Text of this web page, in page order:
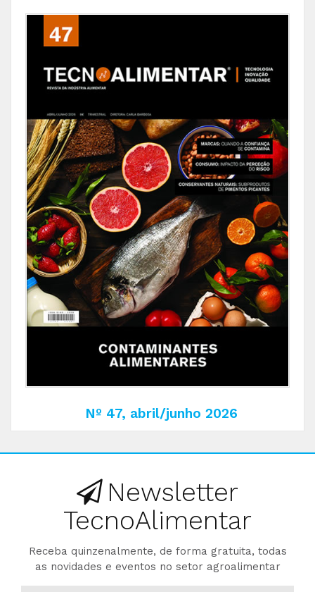
Nº 47, abril/junho 2026
Newsletter
TecnoAlimentar
Receba quinzenalmente, de forma gratuita, todas
as novidades e eventos no setor agroalimentar